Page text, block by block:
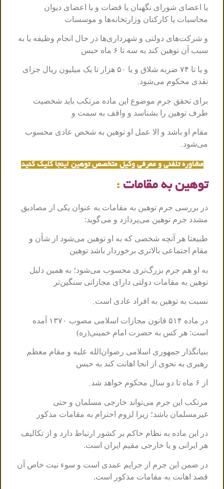
یا اعضای شورای نگهبان یا قضات و یا اعضای دیوان
محاسبات یا کارکنان وزارتخانه‌ها و موسسات
و شرکت‌های دولتی و شهرداری‌ها در حال انجام وظیفه یا به
سبب آن توهین کند به سه تا ۶ ماه حبس
و یا تا ۷۴ ضربه شلاق و یا ۵۰ هزار تا یک میلیون ریال جزای
نقدی محکوم می‌شود.
برای تحقق جرم موضوع این ماده مرتکب باید شخصیت
طرف توهین را بشناسد و واقف به سمت و
مقام او باشد و الا عمل او توهین به شخص عادی محسوب
می‌شود.
مشاوره تلفنی و معرفی وکیل متخصص توهین اینجا کلیک کنید
توهین به مقامات :
در بررسی جرم توهین به مقامات به عنوان یکی از مصادیق
مشدد جرم توهین می‌پردازد و می‌گوید:
طبیعتا هر آنچه شخصی که به او توهین می‌شود از شأن و
مقام اجتماعی بالاتری برخوردار باشد توهین
به او هم جرم بزرگ‌تری محسوب می‌شود؛ به همین دلیل
توهین به مقامات دولتی دارای مجازاتی سنگین‌تر
نسبت به توهین به افراد عادی است.
در ماده ۵۱۴ قانون مجازات اسلامی مصوب ۱۳۷۰ آمده
است: هر کس به حضرت امام خمینی(ره)
بنیانگذار جمهوری اسلامی رضوان‌الله علیه و مقام معظم
رهبری به نحوی از انحا اهانت کند به حبس
از ۶ ماه تا دو سال محکوم خواهد شد .
مرتکب این جرم می‌تواند خارجی مسلمان و حتی
غیرمسلمان باشد؛ زیرا لزوم احترام به مقامات مذکور
در این ماده به نظام حاکم بر کشور ارتباط دارد و از تکالیف
هر ایرانی و یا خارجی مقیم ایران است.
در ضمن این جرم از جرایم عمدی است و سوء ‌نیت خاص آن
قصد اهانت به مقامات مذکور است.